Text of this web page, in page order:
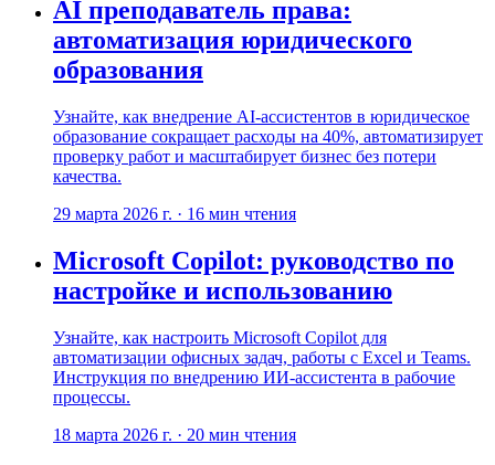
AI преподаватель права:
автоматизация юридического
образования
Узнайте, как внедрение AI-ассистентов в юридическое
образование сокращает расходы на 40%, автоматизирует
проверку работ и масштабирует бизнес без потери
качества.
29 марта 2026 г. · 16 мин чтения
Microsoft Copilot: руководство по
настройке и использованию
Узнайте, как настроить Microsoft Copilot для
автоматизации офисных задач, работы с Excel и Teams.
Инструкция по внедрению ИИ-ассистента в рабочие
процессы.
18 марта 2026 г. · 20 мин чтения